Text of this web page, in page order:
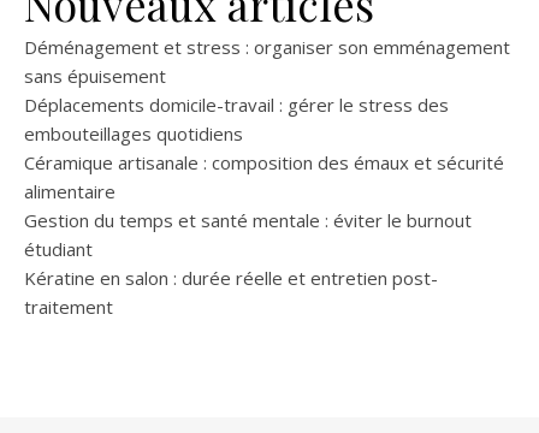
Déménagement et stress : organiser son emménagement
sans épuisement
Déplacements domicile-travail : gérer le stress des
embouteillages quotidiens
Céramique artisanale : composition des émaux et sécurité
alimentaire
Gestion du temps et santé mentale : éviter le burnout
étudiant
Kératine en salon : durée réelle et entretien post-
traitement